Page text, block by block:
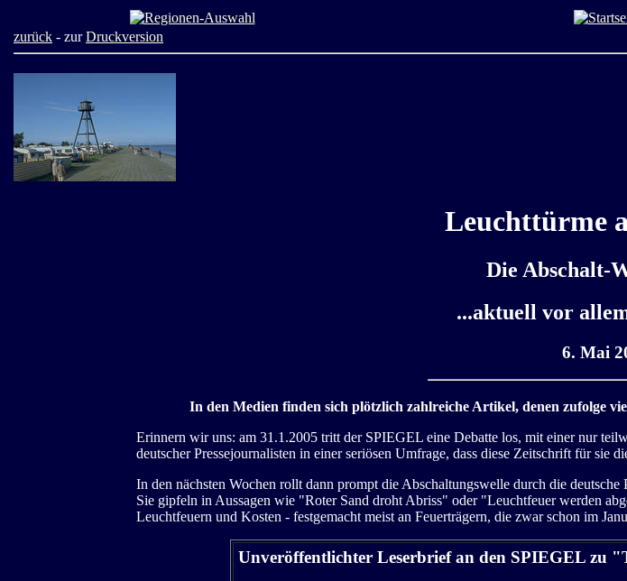
zurück - zurDruckversion
Leuchttürme
Die Abschalt-
...aktuell vor
6. Mai
In den Medien finden sich plötzlich zahlreiche Artikel, denen zufolge
Erinnern wir uns: am 31.1.2005 tritt der SPIEGEL eine Debatte los, mit einer nur
deutscher Pressejournalisten in einer seriösen Umfrage, dass diese Zeitschrift für sie
In den nächsten Wochen rollt dann prompt die Abschaltungswelle durch die
Sie gipfeln in Aussagen wie "Roter Sand droht Abriss" oder "Leuchtfeuer werden
Leuchtfeuern und Kosten - festgemacht meist an Feuerträgern, die zwar schon im
Unveröffentlichter Leserbrief an den SPIEGEL zu